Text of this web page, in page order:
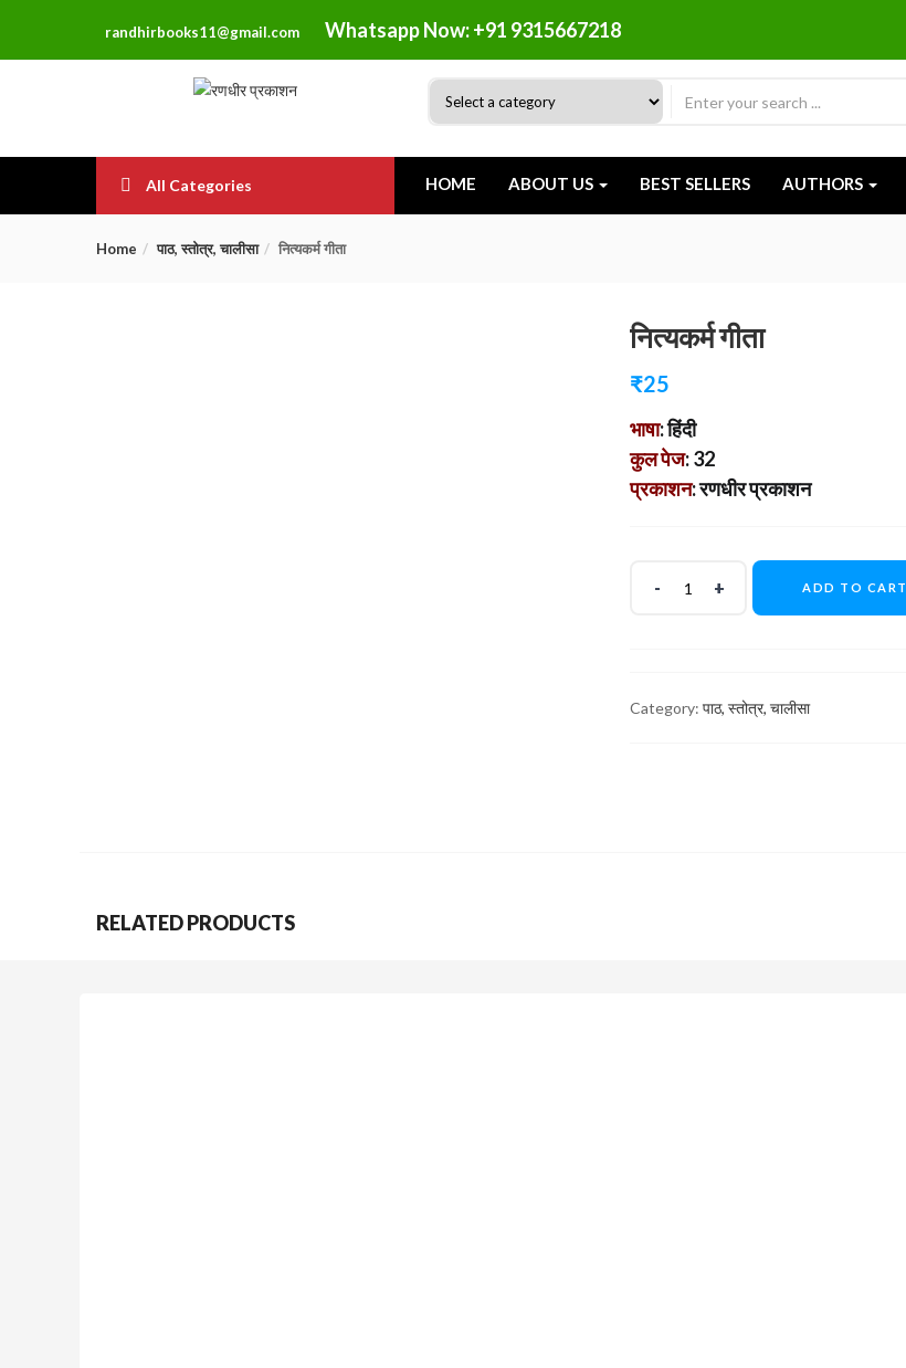
randhirbooks11@gmail.com Whatsapp Now: +91 9315667218
All Categories HOME ABOUT US BEST SELLERS AUTHORS
Home पाठ, स्तोत्र, चालीसा नित्यकर्म गीता
नित्यकर्म गीता
₹25
भाषा: हिंदी
कुल पेज: 32
प्रकाशन: रणधीर प्रकाशन
ADD TO CART
Category: पाठ, स्तोत्र, चालीसा
RELATED PRODUCTS